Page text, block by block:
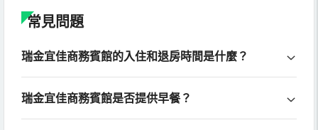
常見問題
瑞金宜佳商務賓館的入住和退房時間是什麼？
瑞金宜佳商務賓館是否提供早餐？